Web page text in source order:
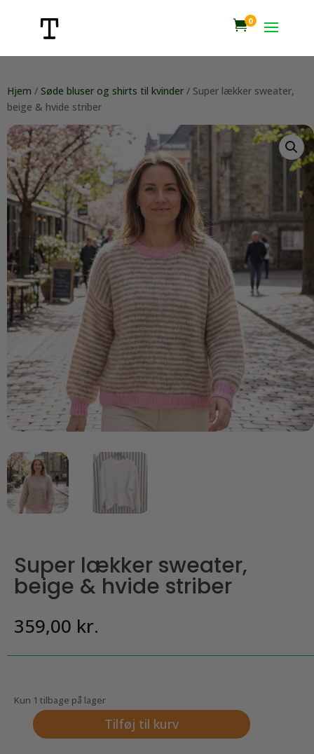
0
Hjem / Søde bluser og shirts til kvinder / Super lækker sweater,
beige & hvide striber
Super lækker sweater,
beige & hvide striber
359,00 kr.
Kun 1 tilbage på lager
Super
Tilføj til kurv